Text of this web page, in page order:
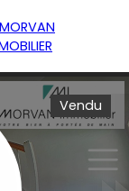
Vendu